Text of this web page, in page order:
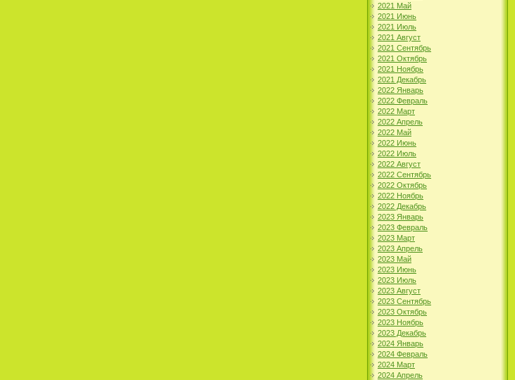
2021 Май
2021 Июнь
2021 Июль
2021 Август
2021 Сентябрь
2021 Октябрь
2021 Ноябрь
2021 Декабрь
2022 Январь
2022 Февраль
2022 Март
2022 Апрель
2022 Май
2022 Июнь
2022 Июль
2022 Август
2022 Сентябрь
2022 Октябрь
2022 Ноябрь
2022 Декабрь
2023 Январь
2023 Февраль
2023 Март
2023 Апрель
2023 Май
2023 Июнь
2023 Июль
2023 Август
2023 Сентябрь
2023 Октябрь
2023 Ноябрь
2023 Декабрь
2024 Январь
2024 Февраль
2024 Март
2024 Апрель